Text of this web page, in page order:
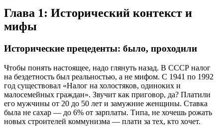
Глава 1: Исторический контекст и
мифы
Исторические прецеденты: было, проходили
Чтобы понять настоящее, надо глянуть назад. В СССР налог
на бездетность был реальностью, а не мифом. С 1941 по 1992
год существовал «Налог на холостяков, одиноких и
малосемейных граждан». Звучит как приговор, да? Платили
его мужчины от 20 до 50 лет и замужние женщины. Ставка
была не сахар — до 6% от зарплаты. Типа, не хочешь рожать
новых строителей коммунизма — плати за тех, кто хочет.